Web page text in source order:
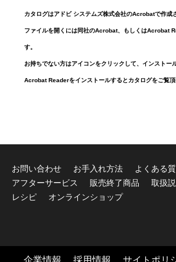
カタログはアドビ システムズ株式会社のAcrobatで作成
ファイルを開くには同社のAcrobat、もしくはAcrobat
す。
お持ちでない方はアイコンをクリックして、インストー
Acrobat Readerをインストールするとカタログをご覧頂
お問い合わせ お手入れ方法
よくある
アフターサービス
販売終了商品 取扱
レシピ
オンラインショップ